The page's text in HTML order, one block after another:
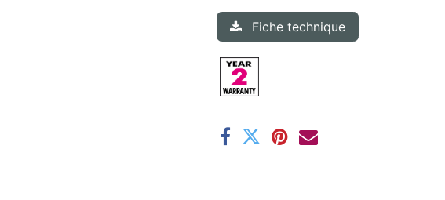
Fiche technique